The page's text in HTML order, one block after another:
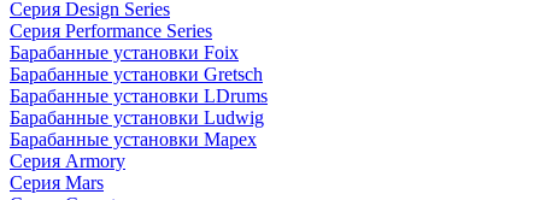
Серия Design Series
Серия Performance Series
Барабанные установки Foix
Барабанные установки Gretsch
Барабанные установки LDrums
Барабанные установки Ludwig
Барабанные установки Mapex
Серия Armory
Серия Mars